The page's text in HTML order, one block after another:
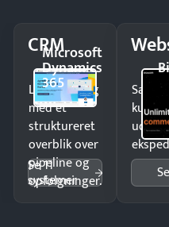
CRM
Microsoft
Dynamics
365
Luk flere salg
med et
struktureret
overblik over
pipeline og
opfølgninger.
Se 11
systemer
Sælg
uden